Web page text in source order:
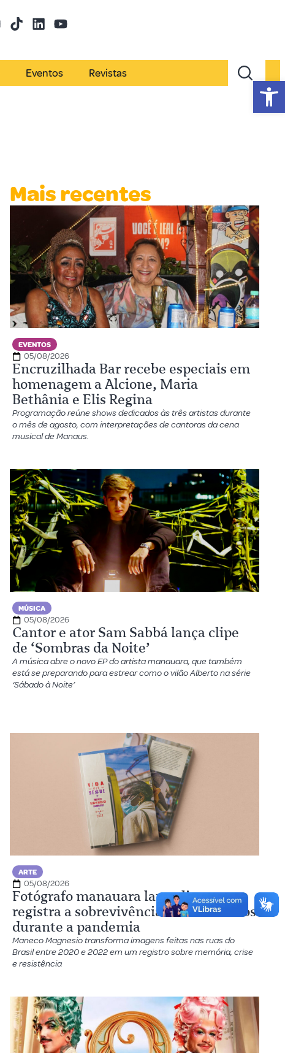
Eventos Revistas
Mais recentes
EVENTOS
05/08/2026
Encruzilhada Bar recebe especiais em
homenagem a Alcione, Maria
Bethânia e Elis Regina
Programação reúne shows dedicados às três artistas durante
o mês de agosto, com interpretações de cantoras da cena
musical de Manaus.
MÚSICA
05/08/2026
Cantor e ator Sam Sabbá lança clipe
de ‘Sombras da Noite’
A música abre o novo EP do artista manauara, que também
está se preparando para estrear como o vilão Alberto na série
‘Sábado à Noite’
ARTE
05/08/2026
Fotógrafo manauara lança livro que
registra a sobrevivência dos brasileiros
durante a pandemia
Maneco Magnesio transforma imagens feitas nas ruas do
Brasil entre 2020 e 2022 em um registro sobre memória, crise
e resistência